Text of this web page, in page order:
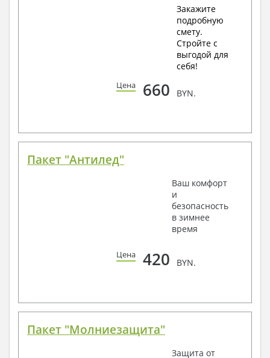
Закажите
подробную
смету.
Стройте с
выгодой для
себя!
Цена 660 BYN.
Пакет "Антилед"
Ваш комфорт
и
безопасность
в зимнее
время
Цена 420 BYN.
Пакет "Молниезащита"
Защита от